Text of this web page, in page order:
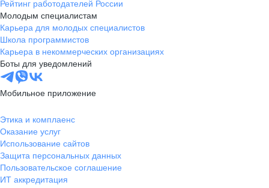
Рейтинг работодателей России
Молодым специалистам
Карьера для молодых специалистов
Школа программистов
Карьера в некоммерческих организациях
Боты для уведомлений
Мобильное приложение
Этика и комплаенс
Оказание услуг
Использование сайтов
Защита персональных данных
Пользовательское соглашение
ИТ аккредитация